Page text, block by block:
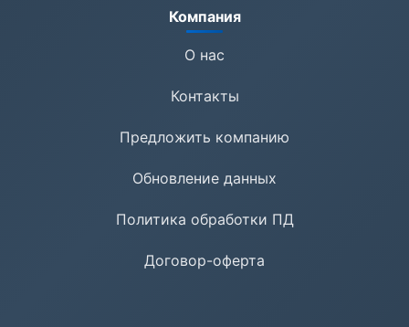
Компания
О нас
Контакты
Предложить компанию
Обновление данных
Политика обработки ПД
Договор-оферта